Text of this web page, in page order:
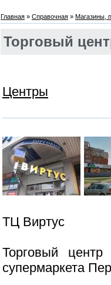
Главная » Справочная » Магазины,
Торговый
Центры
ТЦ Виртус
Торговый
супермаркета